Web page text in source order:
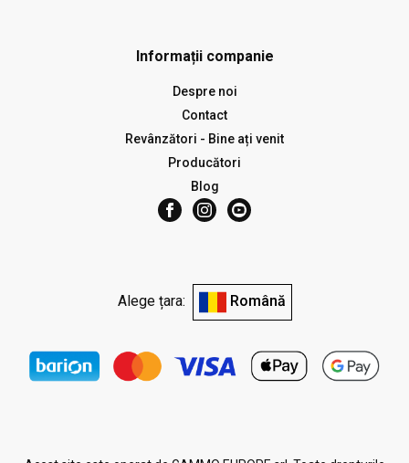
Informații companie
Despre noi
Contact
Revânzători - Bine ați venit
Producători
Blog
Alege țara: Română